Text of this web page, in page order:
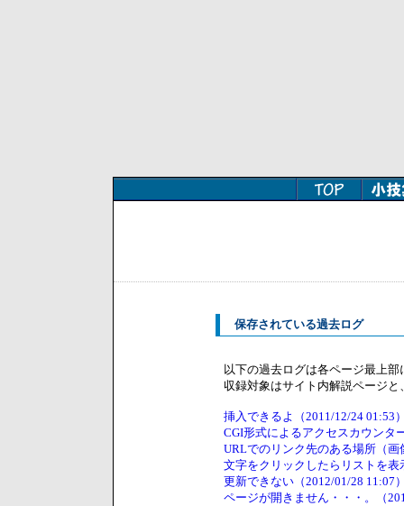
保存されている過去ログ
以下の過去ログは各ページ最上
収録対象はサイト内解説ページ
挿入できるよ（2011/12/24 01:53
CGI形式によるアクセスカウンタ
URLでのリンク先のある場所（
文字をクリックしたらリストを
更新できない（2012/01/28 11:07
ページが開きません・・・。（